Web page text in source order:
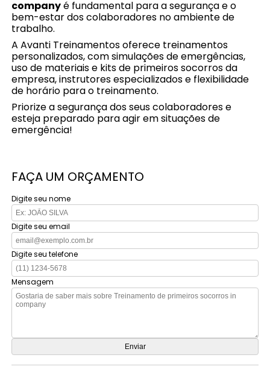
companyé fundamental para a segurança e o
bem-estar dos colaboradores no ambiente de
trabalho.
A Avanti Treinamentos oferece treinamentos
personalizados, com simulações de emergências,
uso de materiais e kits de primeiros socorros da
empresa, instrutores especializados e flexibilidade
de horário para o treinamento.
Priorize a segurança dos seus colaboradores e
esteja preparado para agir em situações de
emergência!
FAÇA UM ORÇAMENTO
Digite seu nome
Digite seu email
Digite seu telefone
Mensagem